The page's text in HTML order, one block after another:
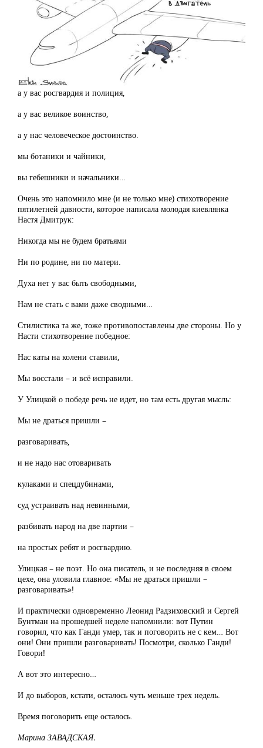
а у вас росгвардия и полиция,
а у вас великое воинство,
а у нас человеческое достоинство.
мы ботаники и чайники,
вы гебешники и начальники…
Очень это напомнило мне (и не только мне) стихотворение
пятилетней давности, которое написала молодая киевлянка
Настя Дмитрук:
Никогда мы не будем братьями
Ни по родине, ни по матери.
Духа нет у вас быть свободными,
Нам не стать с вами даже сводными…
Стилистика та же, тоже противопоставлены две стороны. Но у
Насти стихотворение победное:
Нас каты на колени ставили,
Мы восстали – и всё исправили.
У Улицкой о победе речь не идет, но там есть другая мысль:
Мы не драться пришли –
разговаривать,
и не надо нас отоваривать
кулаками и спецдубинами,
суд устраивать над невинными,
разбивать народ на две партии –
на простых ребят и росгвардию.
Улицкая – не поэт. Но она писатель, и не последняя в своем
цехе, она уловила главное: «Мы не драться пришли –
разговаривать»!
И практически одновременно Леонид Радзиховский и Сергей
Бунтман на прошедшей неделе напомнили: вот Путин
говорил, что как Ганди умер, так и поговорить не с кем… Вот
они! Они пришли разговаривать! Посмотри, сколько Ганди!
Говори!
А вот это интересно…
И до выборов, кстати, осталось чуть меньше трех недель.
Время поговорить еще осталось.
Марина ЗАВАДСКАЯ.